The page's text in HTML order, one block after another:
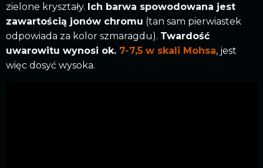
zielone kryształy. Ich barwa spowodowana jest
zawartością jonów chromu (tan sam pierwiastek
odpowiada za kolor szmaragdu). Twardość
uwarowitu wynosi ok. 7-7,5 w skali Mohsa, jest
więc dosyć wysoka.